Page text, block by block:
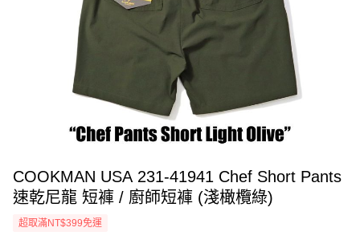
COOKMAN USA 231-41941 Chef Short Pants
速乾尼龍 短褲 / 廚師短褲 (淺橄欖綠)
超取滿NT$399免運